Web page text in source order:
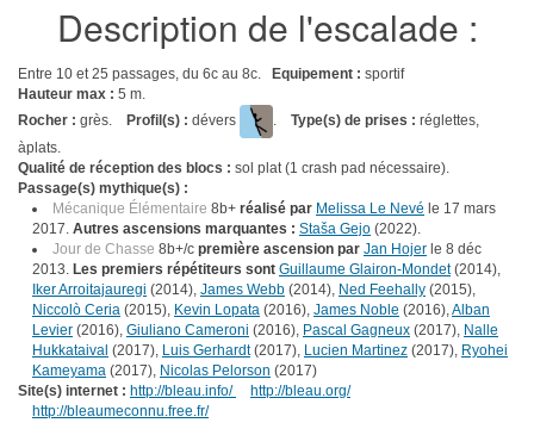
Description de l'escalade :
Entre 10 et 25 passages, du 6c au 8c. Equipement : sportif
Hauteur max : 5 m.
Rocher : grès. Profil(s) : dévers . Type(s) de prises : réglettes,
àplats.
Qualité de réception des blocs : sol plat (1 crash pad nécessaire).
Passage(s) mythique(s) :
Mécanique Élémentaire 8b+ réalisé par Melissa Le Nevé le 17 mars
2017. Autres ascensions marquantes : Staša Gejo (2022).
Jour de Chasse 8b+/c première ascension par Jan Hojer le 8 déc
2013. Les premiers répétiteurs sont Guillaume Glairon-Mondet(2014),
Iker Arroitajauregi (2014), James Webb (2014), Ned Feehally (2015),
Niccolò Ceria (2015), Kevin Lopata (2016), James Noble (2016),Alban
Levier (2016), Giuliano Cameroni (2016), Pascal Gagneux (2017), Nalle
Hukkataival (2017), Luis Gerhardt(2017), Lucien Martinez (2017), Ryohei
Kameyama (2017), Nicolas Pelorson (2017)
Site(s) internet : http://bleau.info/
http://bleau.org/
http://bleaumeconnu.free.fr/